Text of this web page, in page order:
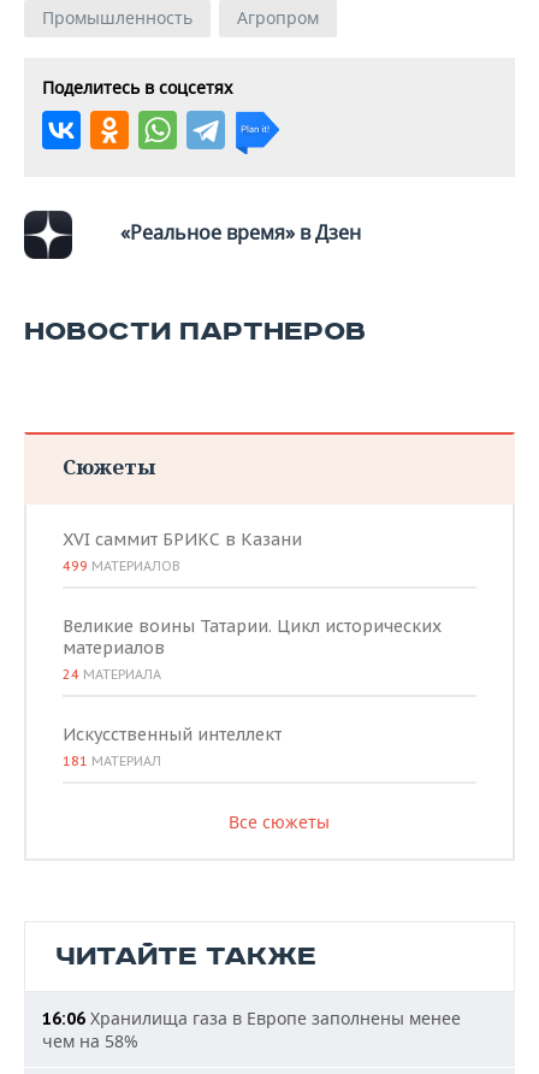
Промышленность Агропром
Поделитесь в соцсетях
«Реальное время» в Дзен
НОВОСТИ ПАРТНЕРОВ
Сюжеты
XVI саммит БРИКС в Казани
499 МАТЕРИАЛОВ
Великие воины Татарии. Цикл исторических
материалов
24 МАТЕРИАЛА
Искусственный интеллект
181 МАТЕРИАЛ
Все сюжеты
ЧИТАЙТЕ ТАКЖЕ
16:06 Хранилища газа в Европе заполнены менее
чем на 58%